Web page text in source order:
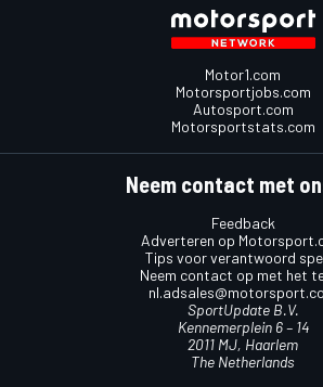
Motor1.com
Motorsportjobs.com
Autosport.com
Motorsportstats.com
Neem contact met
Feedback
Adverteren op
Tips voor verantwoord
Neem contact op met het
SportUpdate B.V.
Kennemerplein 6 – 14
2011 MJ, Haarlem
The Netherlands